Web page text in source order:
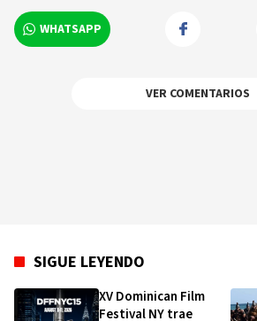
WHATSAPP
VER COMENTARIOS
SIGUE LEYENDO
XV Dominican Film
Festival NY trae